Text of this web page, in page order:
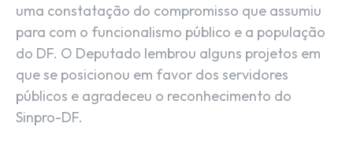
uma constatação do compromisso que assumiu
para com o funcionalismo público e a população
do DF. O Deputado lembrou alguns projetos em
que se posicionou em favor dos servidores
públicos e agradeceu o reconhecimento do
Sinpro-DF.